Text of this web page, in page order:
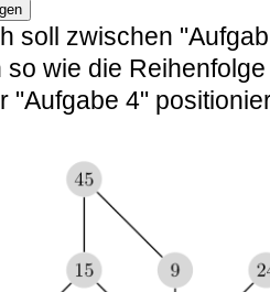
soll zwischen
so wie die
"Aufgabe 4"